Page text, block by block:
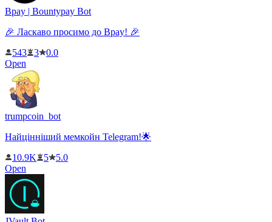
Bpay | Bountypay Bot
🎉 Ласкаво просимо до Bpay! 🎉
543
3
0.0
Open
trumpcoin_bot
Найцінніший мемкойн Telegram!🌟
10.9K
5
5.0
Open